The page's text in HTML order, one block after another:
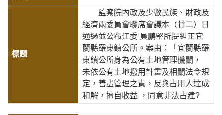
監察院內政及少數民族、財政及
經濟兩委員會聯席會議本（廿二）日
通過並公布江委 員鵬堅所提糾正宜
蘭縣羅東鎮公所。案由：「宜蘭縣羅
東鎮公所身為公有土地管理機關，
未依公有土地撥用計畫及相關法令規
定，善盡管理之責，反與占用人達成
和解，擅自收益 ，同意非法占建?